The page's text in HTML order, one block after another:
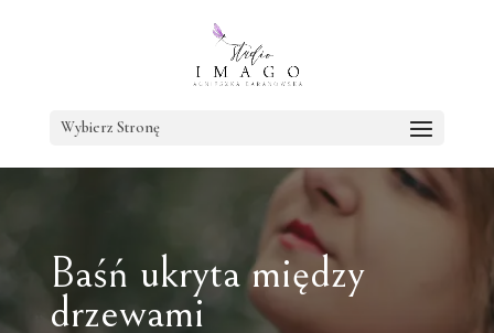
Wybierz Stronę
Baśń ukryta między
drzewami